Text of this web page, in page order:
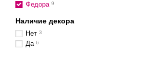
Федора 9
Наличие декора
Нет 3
Да 6